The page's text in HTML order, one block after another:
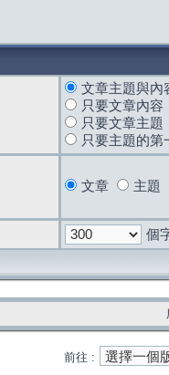
文章主題與內
只要文章內容
只要文章主題
只要主題的第
文章 主題
個
前往 :